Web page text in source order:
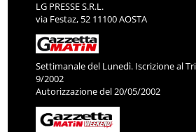
LG PRESSE S.R.L.
via Festaz, 52 11100 AOSTA
Settimanale del Lunedì. Iscrizione al
9/2002
Autorizzazione del 20/05/2002